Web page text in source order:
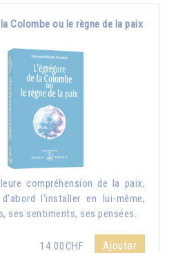
Colombe ou le règne de la paix
compréhension de la paix,
l'installer en lui-même,
ses sentiments, ses pensées.
14.00CHF Ajouter